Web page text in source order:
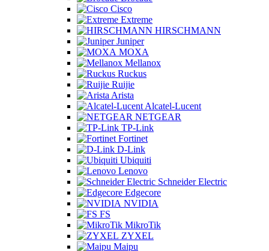
Cisco
Extreme
HIRSCHMANN
Juniper
MOXA
Mellanox
Ruckus
Ruijie
Arista
Alcatel-Lucent
NETGEAR
TP-Link
Fortinet
D-Link
Ubiquiti
Lenovo
Schneider Electric
Edgecore
NVIDIA
FS
MikroTik
ZYXEL
Maipu